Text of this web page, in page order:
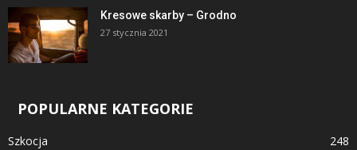
Kresowe skarby – Grodno
27 stycznia 2021
POPULARNE KATEGORIE
Szkocja
248